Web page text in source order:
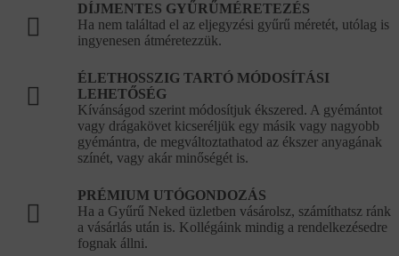
DÍJMENTES GYŰRŰMÉRETEZÉS
Ha nem találtad el az eljegyzési gyűrű méretét, utólag is
ingyenesen átméretezzük.
ÉLETHOSSZIG TARTÓ MÓDOSÍTÁSI
LEHETŐSÉG
Kívánságod szerint módosítjuk ékszered. A gyémántot
vagy drágakövet kicseréljük egy másik vagy nagyobb
gyémántra, de megváltoztathatod az ékszer anyagának
színét, vagy akár minőségét is.
PRÉMIUM UTÓGONDOZÁS
Ha a Gyűrű Neked üzletben vásárolsz, számíthatsz ránk
a vásárlás után is. Kollégáink mindig a rendelkezésedre
fognak állni.